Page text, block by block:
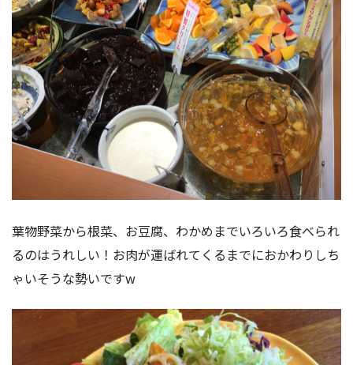
葉物野菜から根菜、お豆腐、わかめまでいろいろ食べられ
るのはうれしい！お肉が運ばれてくるまでにおかわりしち
ゃいそうな勢いですw